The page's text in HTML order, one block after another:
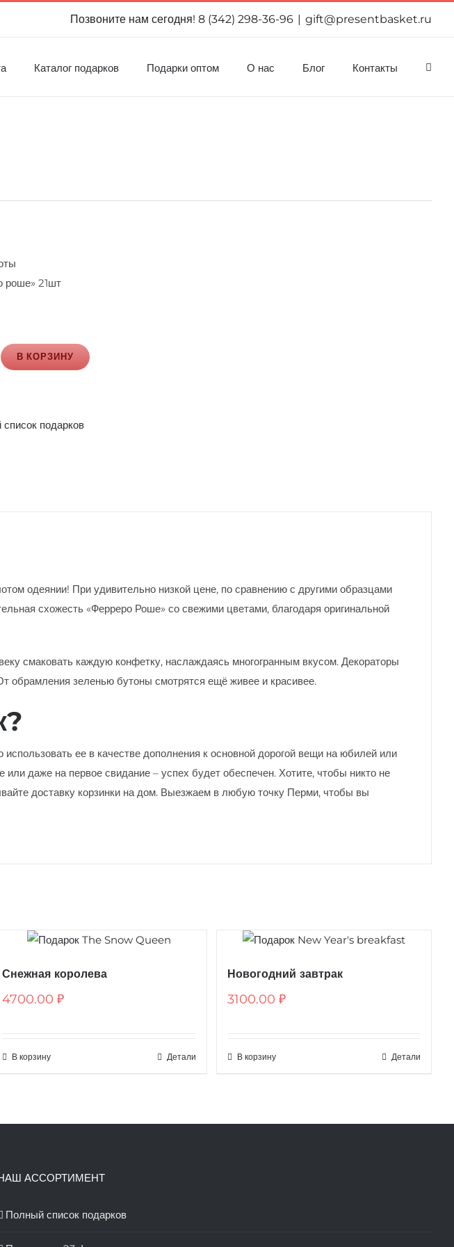
Позвоните нам сегодня! 8 (342) 298-36-96 | gift@presentbasket.ru
Каталог подарков Подарки оптом О нас Блог Контакты
роше» 21шт
В КОРЗИНУ
подарков
одеянии! При удивительно низкой цене, по сравнению с другими образцами
схожесть «Ферреро Роше» со свежими цветами, благодаря оригинальной
смаковать каждую конфетку, наслаждаясь многогранным вкусом. Декораторы
обрамления зеленью бутоны смотрятся ещё живее и красивее.
ее в качестве дополнения к основной дорогой вещи на юбилей или
даже на первое свидание – успех будет обеспечен. Хотите, чтобы никто не
доставку корзинки на дом. Выезжаем в любую точку Перми, чтобы вы
Снежная королева
4700.00₽
В корзину Детали
Новогодний завтрак
3100.00 ₽
В корзину Детали
АССОРТИМЕНТ
Полный список подарков